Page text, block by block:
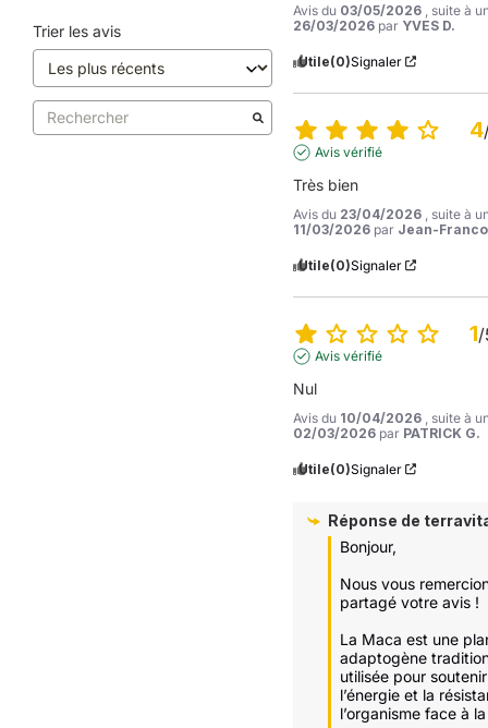
Trier les avis
Avis du 03/05/2026
, suite à
26/03/2026 par YVES D.
Utile(0)Signaler
4
Avis vérifié
Très bien
Avis du 23/04/2026
, suite à
11/03/2026 par Jean-
Utile(0)Signaler
1/
Avis vérifié
Nul
Avis du 10/04/2026
, suite à
02/03/2026 par PATRICK G.
Utile(0)Signaler
Réponse de
Bonjour,
Nous vous
partagé votre avis !
La Maca est une
adaptogène
utilisée pour
l’énergie et la
l’organisme face à